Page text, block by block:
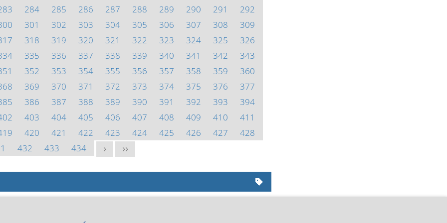
284 285 286 287 288 289 290 291
292
301 302 303 304 305 306 307 308
309
318 319 320 321 322 323 324 325
326
335 336 337 338 339 340 341 342
343
352 353 354 355 356 357 358 359
360
369 370 371 372 373 374 375 376
377
386 387 388 389 390 391 392 393
394
403 404 405 406 407 408 409 410
411
420 421 422 423 424 425 426 427
428
432 433 434 > >>